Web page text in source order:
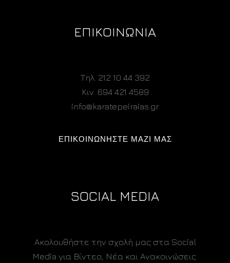
ΕΠΙΚΟΙΝΩΝΙΑ
Τηλ. 212 10 44 392
Κιν. 694 421 4589
info@karatepeiraias.gr
ΕΠΙΚΟΙΝΩΝΗΣΤΕ ΜΑΖΙ ΜΑΣ
SOCIAL MEDIA
Ακολουθήστε την σχολή μας στα Social
Media για Βίντεο, Νέα και Ανακοινώσεις.